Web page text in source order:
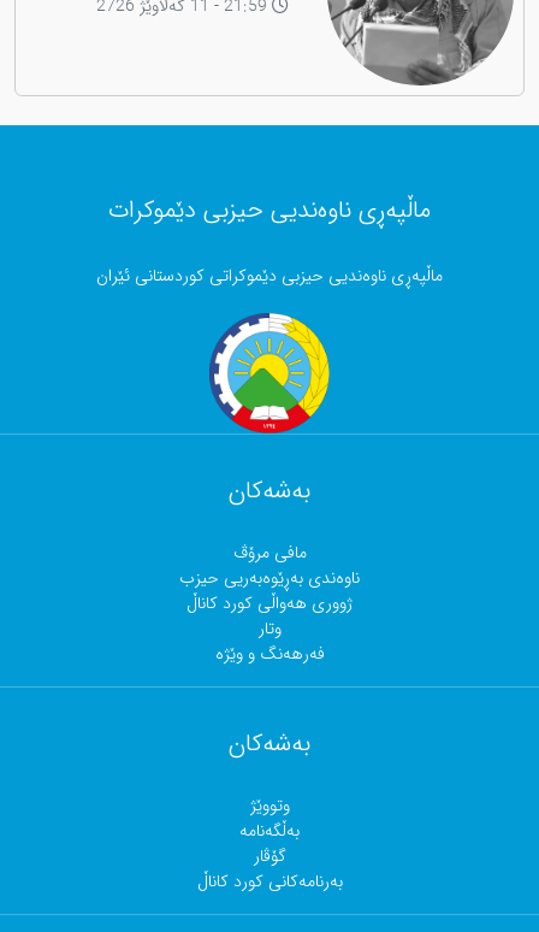
ماڵپەڕی ناوەندیی حیزبی دێموکرات
ماڵپەڕی ناوەندیی حیزبی دێموکراتی کوردستانی ئێران
بەشەکان
مافی مرۆڤ
ناوەندی بەڕێوەبەریی حیزب
ژووری هەواڵی کورد کاناڵ
وتار
فەرهەنگ و وێژە
بەشەکان
وتووێژ
بەڵگەنامە
گۆڤار
بەرنامەکانی کورد کاناڵ